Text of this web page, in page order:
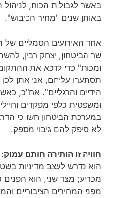
באשר לגבולות הכוח,
באותן שנים "מחיר הכיבוש".
אחד האירועים הסמליים של
שר הביטחון, יצחק רבין,
ומכות" כדי לדכא את
תסתערו עליהם, אני אתן
הידיים והרגליים". אח"כ,
ומשפטית כלפי מפקדים
במערכת הביטחון חשו כי
לא סיפק להם גיבוי מספק.
חוויה זו הותירה חותם עמוק:
הוא נדרש לעצב מדיניות
מכריע; מצד שני, הוא הפנים
מפני המחירים הציבוריים